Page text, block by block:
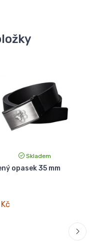
Skladem
opasek 35 mm